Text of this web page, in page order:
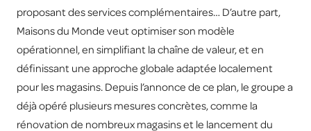
proposant des services complémentaires… D’autre part,
Maisons du Monde veut optimiser son modèle
opérationnel, en simplifiant la chaîne de valeur, et en
définissant une approche globale adaptée localement
pour les magasins. Depuis l’annonce de ce plan, le groupe a
déjà opéré plusieurs mesures concrètes, comme la
rénovation de nombreux magasins et le lancement du